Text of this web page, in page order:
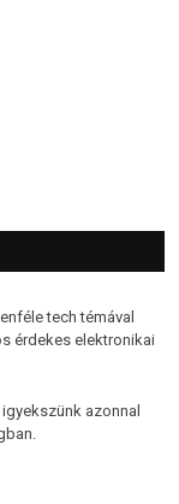
tech témával
érdekes elektronikai
azonnal